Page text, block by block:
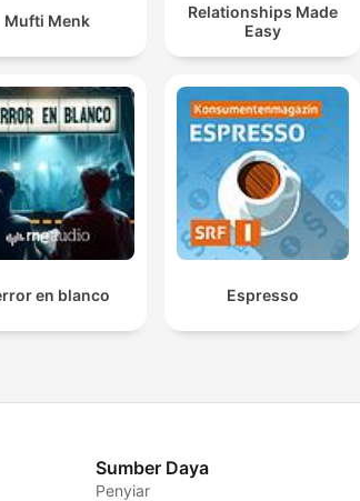
Mufti Menk
Relationships Made
Easy
en blanco Espresso
Sumber Daya
Penyiar